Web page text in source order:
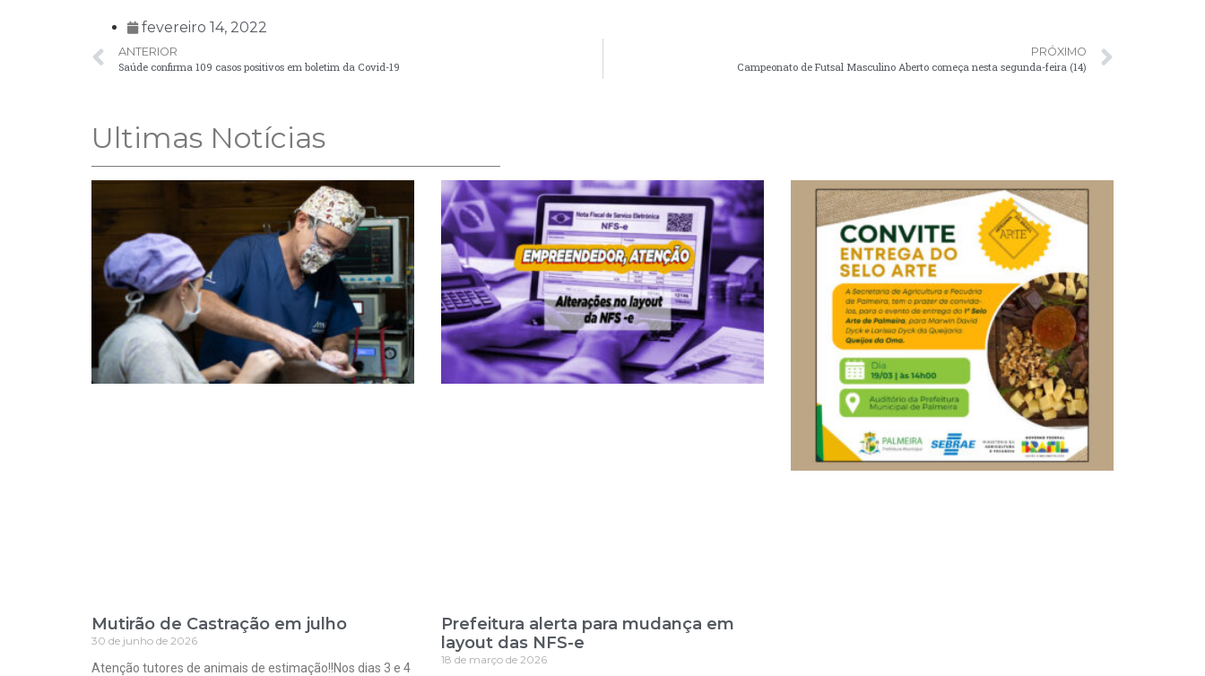
fevereiro 14, 2022
ANTERIOR
Saúde confirma 109 casos positivos em boletim da Covid-19
PRÓXIMO
Campeonato de Futsal Masculino Aberto começa nesta segunda-feira (14)
Ultimas Notícias
Mutirão de Castração em julho
30 de junho de 2026
Atenção tutores de animais de estimação!!Nos dias 3 e 4
Prefeitura alerta para mudança em
layout das NFS-e
18 de março de 2026